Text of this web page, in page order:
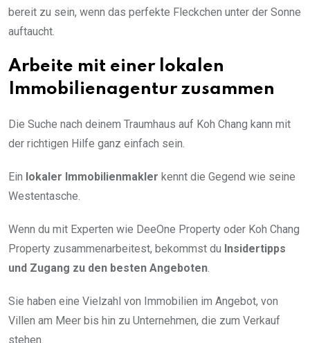
bereit zu sein, wenn das perfekte Fleckchen unter der Sonne
auftaucht.
Arbeite mit einer lokalen
Immobilienagentur zusammen
Die Suche nach deinem Traumhaus auf Koh Chang kann mit
der richtigen Hilfe ganz einfach sein.
Ein lokaler Immobilienmakler kennt die Gegend wie seine
Westentasche.
Wenn du mit Experten wie DeeOne Property oder Koh Chang
Property zusammenarbeitest, bekommst du Insidertipps
und Zugang zu den besten Angeboten
Sie haben eine Vielzahl von Immobilien im Angebot, von
Villen am Meer bis hin zu Unternehmen, die zum Verkauf
stehen.